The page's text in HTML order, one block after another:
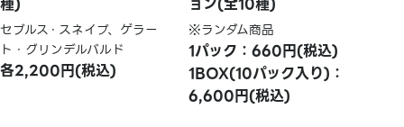
セブルス・スネイプ、ゲラー
ト・グリンデルバルド
各2,200円(税込)
※ランダム商品
1パック：660円(税込)
1BOX(10パック入り)：
6,600円(税込)